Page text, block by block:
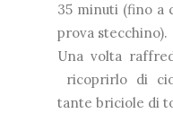
35 minuti (fino a
prova stecchino).
Una volta
ricoprirlo di
tante briciole di